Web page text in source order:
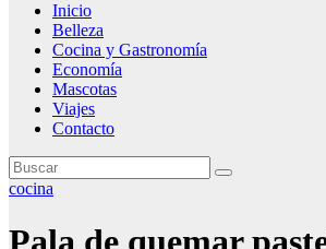
Inicio
Belleza
Cocina y Gastronomía
Economía
Mascotas
Viajes
Contacto
cocina